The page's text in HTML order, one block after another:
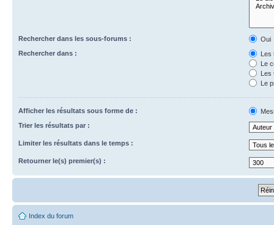
Rechercher dans les sous-forums :
Oui
Rechercher dans :
Les
Le
Les
Le
Afficher les résultats sous forme de :
Trier les résultats par :
Limiter les résultats dans le temps :
Retourner le(s) premier(s) :
Index du forum